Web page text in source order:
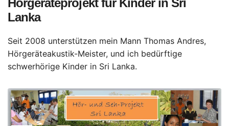
Hörgeräteprojekt für Kinder in Sri
Lanka
Seit 2008 unterstützen mein Mann Thomas Andres,
Hörgeräteakustik-Meister, und ich bedürftige
schwerhörige Kinder in Sri Lanka.